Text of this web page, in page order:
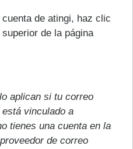
de atingi, haz clic
de la página
aplican si tu correo
vinculado a
tienes una cuenta en la
de correo